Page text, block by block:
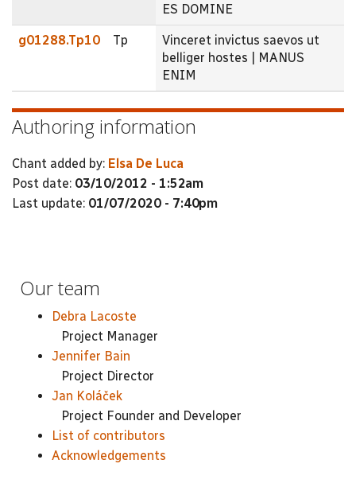
ES DOMINE
g01288.Tp10 Tp
Vinceret invictus saevos ut
belliger hostes | MANUS
ENIM
Authoring information
Chant added by: Elsa De Luca
Post date: 03/10/2012 - 1:52am
Last update: 01/07/2020 - 7:40pm
Our team
Debra Lacoste
Project Manager
Jennifer Bain
Project Director
Jan Koláček
Project Founder and Developer
List of contributors
Acknowledgements